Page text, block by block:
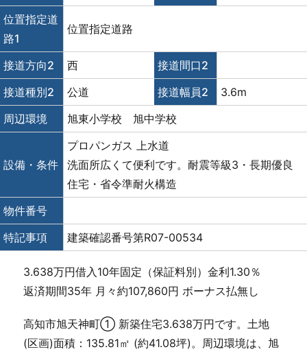
位置指定道
路1
位置指定道路
接道方向2 西
接道間口2
接道種別2
公道 接道幅員2
3.6m
周辺環境
旭東小学校 旭中学校
設備・条件
プロパンガス
上水道
洗面所広くて便利です。耐震等級3・長期優良
住宅・省令準耐火構造
物件番号
特記事項
建築確認番号第R07-00534
3.638万円借入10年固定（保証料別）金利1.30％
返済期間35年 月々約107,860円 ボーナス払無し
高知市旭天神町① 新築住宅3.638万円です。土地
(区画)面積：135.81㎡ (約41.08坪)。周辺環境は、旭